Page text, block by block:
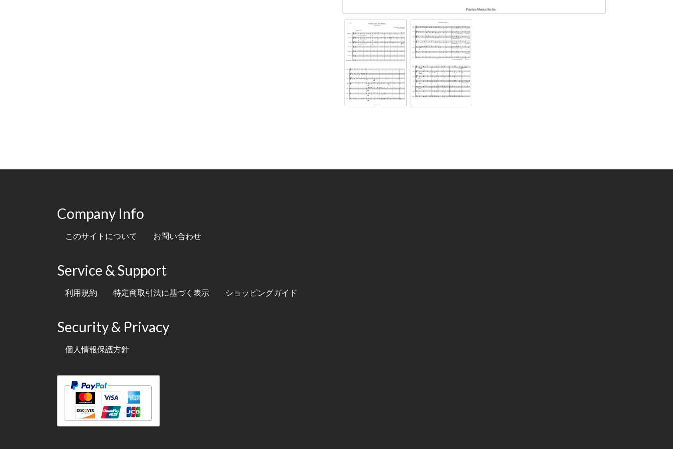
Company Info
このサイトについて お問い合わせ
Service & Support
利用規約 特定商取引法に基づく表示 ショッピングガイド
Security & Privacy
個人情報保護方針
テキスト